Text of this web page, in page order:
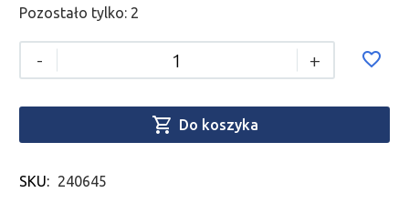
Pozostało tylko: 2
- +
 Do koszyka
SKU: 240645